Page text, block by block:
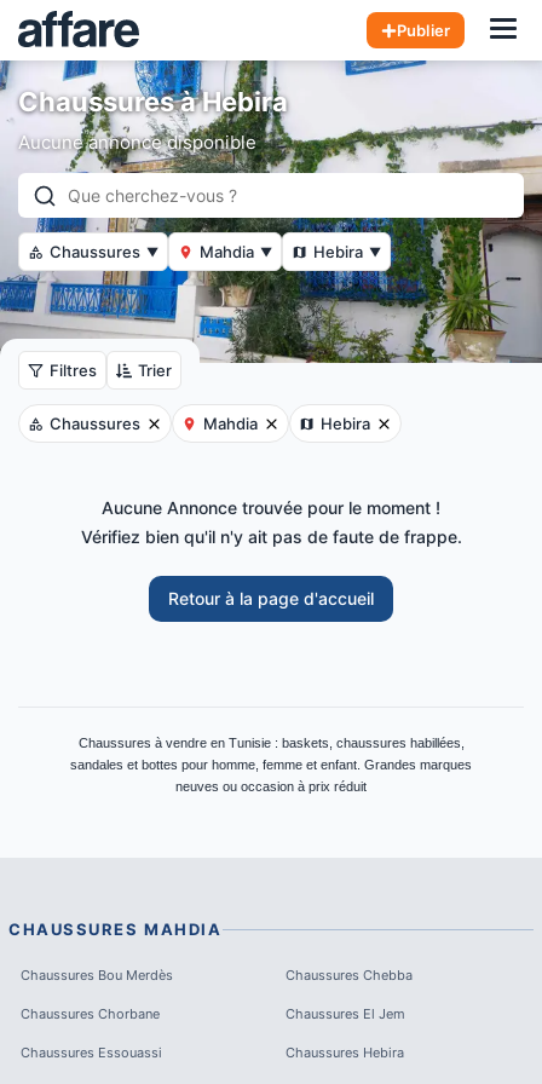
Publier
Chaussures à Hebira
Aucune annonce disponible
Chaussures ▼ Mahdia ▼ Hebira ▼
Filtres Trier
Chaussures Mahdia Hebira
Aucune Annonce trouvée pour le moment !
Vérifiez bien qu'il n'y ait pas de faute de frappe.
Retour à la page d'accueil
Chaussures à vendre en Tunisie : baskets, chaussures habillées,
sandales et bottes pour homme, femme et enfant. Grandes marques
neuves ou occasion à prix réduit
CHAUSSURES MAHDIA
Chaussures Bou Merdès Chaussures Chebba
Chaussures Chorbane Chaussures El Jem
Chaussures Essouassi Chaussures Hebira